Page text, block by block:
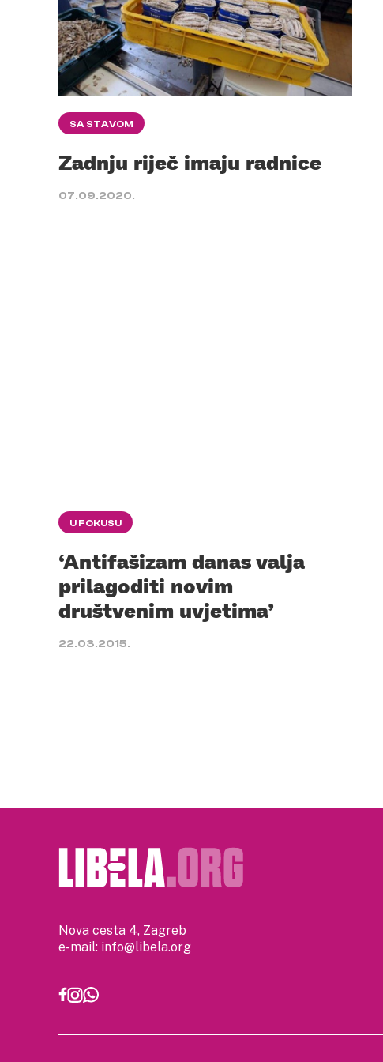
SA STAVOM
Zadnju riječ imaju radnice
07.09.2020.
U FOKUSU
‘Antifašizam danas valja
prilagoditi novim
društvenim uvjetima’
22.03.2015.
Nova cesta 4, Zagreb
e-mail: info@libela.org